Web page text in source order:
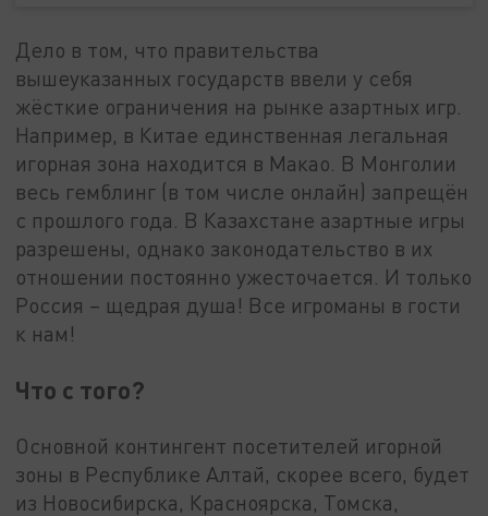
Дело в том, что правительства
вышеуказанных государств ввели у себя
жёсткие ограничения на рынке азартных игр.
Например, в Китае единственная легальная
игорная зона находится в Макао. В Монголии
весь гемблинг (в том числе онлайн) запрещён
с прошлого года. В Казахстане азартные игры
разрешены, однако законодательство в их
отношении постоянно ужесточается. И только
Россия – щедрая душа! Все игроманы в гости
к нам!
Что с того?
Основной контингент посетителей игорной
зоны в Республике Алтай, скорее всего, будет
из Новосибирска, Красноярска, Томска,